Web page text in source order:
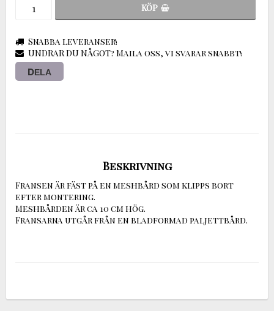
KÖP
Snabba leveranser!
UNDRAR DU NÅGOT? Maila oss, vi svarar snabbt!
DELA
Beskrivning
Fransen är fäst på en meshbård som klipps bort
efter montering.
Meshbården är ca 10 cm hög.
Fransarna utgår från en bladformad paljettbård.